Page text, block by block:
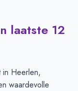
3 maanden (per
€ 2.679
laatste 12
in Heerlen,
waardevolle